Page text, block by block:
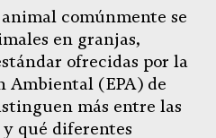
comúnmente se
en granjas,
ofrecidas por la
Ambiental (EPA) de
más entre las
qué diferentes